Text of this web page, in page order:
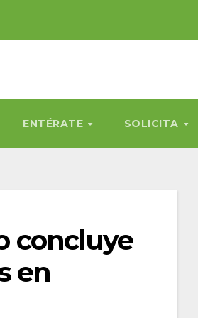
ENTÉRATE SOLICITA
concluye
en